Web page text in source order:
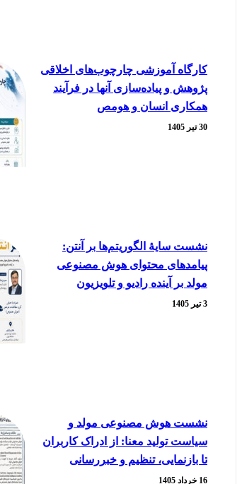
کارگاه آموزشی چارچوب‌های اخلاقی
پژوهش و پیاده‌سازی آنها در فرآیند
همکاری انسان و هومص
30 تیر 1405
نشست سایۀ الگوریتم‌ها بر آنتن:
پیامدهای محتوای هوش مصنوعی
مولد بر آینده رادیو و تلویزیون
3 تیر 1405
نشست هوش مصنوعی مولد و
سیاست تولید معنا: از ادراک کاربران
تا بازنمایی، تنظیم و خبررسانی
16 خرداد 1405